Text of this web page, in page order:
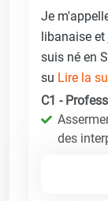
Je
libanaise
suis né en
su Lire la
C1 -
des